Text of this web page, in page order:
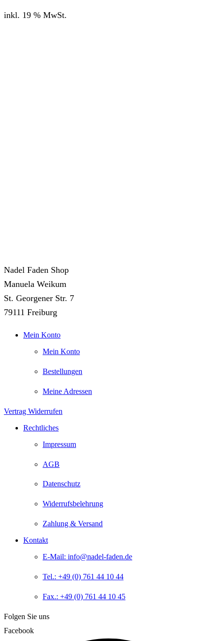
inkl. 19 % MwSt.
Nadel Faden Shop
Manuela Weikum
St. Georgener Str. 7
79111 Freiburg
Mein Konto
Mein Konto
Bestellungen
Meine Adressen
Vertrag Widerrufen
Rechtliches
Impressum
AGB
Datenschutz
Widerrufsbelehrung
Zahlung & Versand
Kontakt
E-Mail: info@nadel-faden.de
Tel.: +49 (0) 761 44 10 44
Fax.: +49 (0) 761 44 10 45
Folgen Sie uns
Facebook